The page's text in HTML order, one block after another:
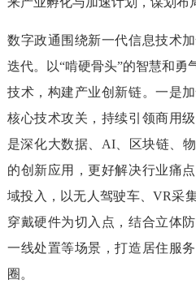
数字政通围绕新一代信息技术
迭代。以“啃硬骨头”的智慧和勇
技术，构建产业创新链。一是
核心技术攻关，持续引领商用
是深化大数据、AI、区块链、
的创新应用，更好解决行业痛
域投入，以无人驾驶车、VR采
穿戴硬件为切入点，结合立体
一线处置等场景，打造居住服
圈。